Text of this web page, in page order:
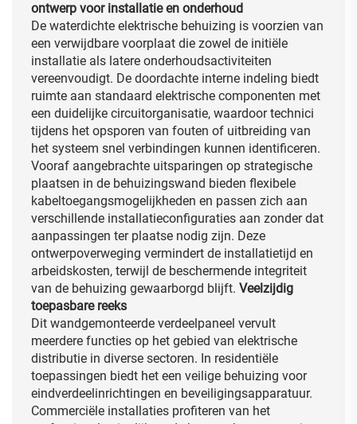
ontwerp voor installatie en onderhoud
De waterdichte elektrische behuizing is voorzien van
een verwijdbare voorplaat die zowel de initiële
installatie als latere onderhoudsactiviteiten
vereenvoudigt. De doordachte interne indeling biedt
ruimte aan standaard elektrische componenten met
een duidelijke circuitorganisatie, waardoor technici
tijdens het opsporen van fouten of uitbreiding van
het systeem snel verbindingen kunnen identificeren.
Vooraf aangebrachte uitsparingen op strategische
plaatsen in de behuizingswand bieden flexibele
kabeltoegangsmogelijkheden en passen zich aan
verschillende installatieconfiguraties aan zonder dat
aanpassingen ter plaatse nodig zijn. Deze
ontwerpoverweging vermindert de installatietijd en
arbeidskosten, terwijl de beschermende integriteit
van de behuizing gewaarborgd blijft. Veelzijdig
toepasbare reeks
Dit wandgemonteerde verdeelpaneel vervult
meerdere functies op het gebied van elektrische
distributie in diverse sectoren. In residentiële
toepassingen biedt het een veilige behuizing voor
eindverdeelinrichtingen en beveiligingsapparatuur.
Commerciële installaties profiteren van het